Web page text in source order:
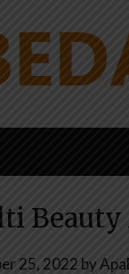
25, 2022 by